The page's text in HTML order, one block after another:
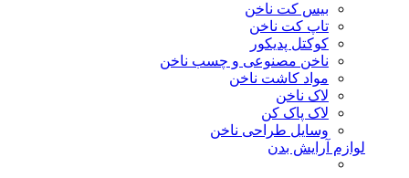
بیس کت ناخن
تاپ کت ناخن
کوکتل پدیکور
ناخن مصنوعی و چسب ناخن
مواد کاشت ناخن
لاک ناخن
لاک پاک کن
وسایل طراحی ناخن
لوازم آرایش بدن